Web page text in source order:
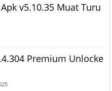
v5.10.35 Muat Turu
Premium Unlocke